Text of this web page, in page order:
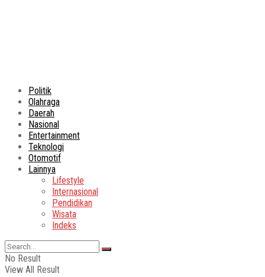
Politik
Olahraga
Daerah
Nasional
Entertainment
Teknologi
Otomotif
Lainnya
Lifestyle
Internasional
Pendidikan
Wisata
Indeks
No Result
View All Result